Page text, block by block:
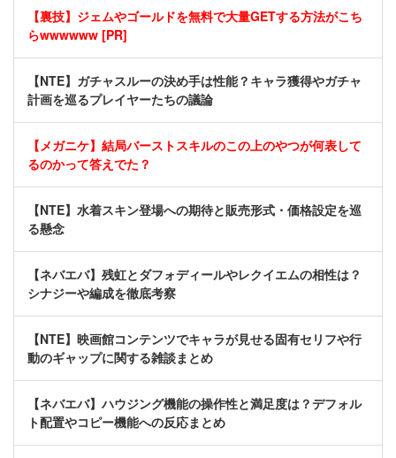
【裏技】ジェムやゴールドを無料で大量GETする方法がこち
らwwwwww [PR]
【NTE】ガチャスルーの決め手は性能？キャラ獲得やガチャ
計画を巡るプレイヤーたちの議論
【メガニケ】結局バーストスキルのこの上のやつが何表して
るのかって答えでた？
【NTE】水着スキン登場への期待と販売形式・価格設定を巡
る懸念
【ネバエバ】残虹とダフォディールやレクイエムの相性は？
シナジーや編成を徹底考察
【NTE】映画館コンテンツでキャラが見せる固有セリフや行
動のギャップに関する雑談まとめ
【ネバエバ】ハウジング機能の操作性と満足度は？デフォル
ト配置やコピー機能への反応まとめ